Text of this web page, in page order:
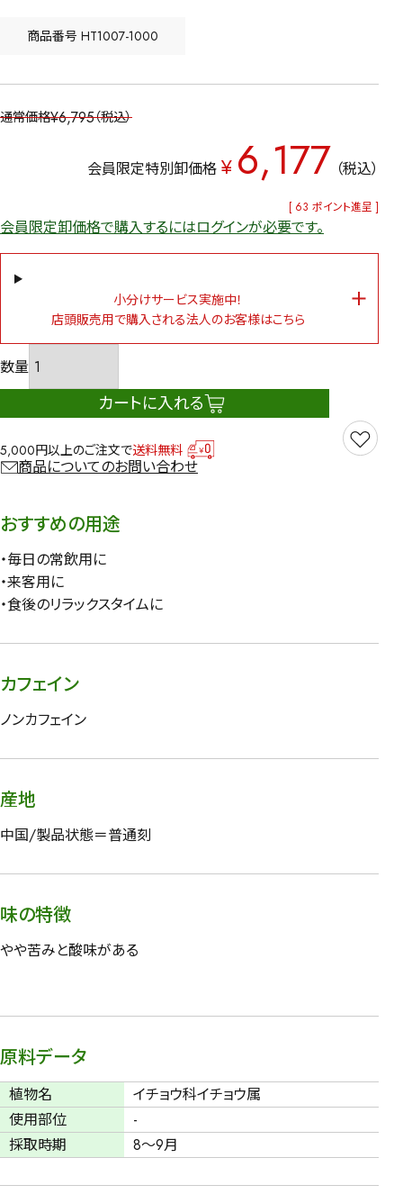
商品番号 HT1007-1000
通常価格¥6,795 税込
会員限定特別卸価格 ¥ 6,177 税込
[ 63 ポイント進呈 ]
会員限定卸価格で購入するにはログインが必要です。
小分けサービス実施中！
店頭販売用で購入される法人のお客様はこちら
カートに入れる
5,000円以上のご注文で送料無料
商品についてのお問い合わせ
おすすめの用途
・毎日の常飲用に
・来客用に
・食後のリラックスタイムに
カフェイン
ノンカフェイン
産地
中国/製品状態＝普通刻
味の特徴
やや苦みと酸味がある
原料データ
植物名
イチョウ科イチョウ属
使用部位
-
採取時期
8～9月